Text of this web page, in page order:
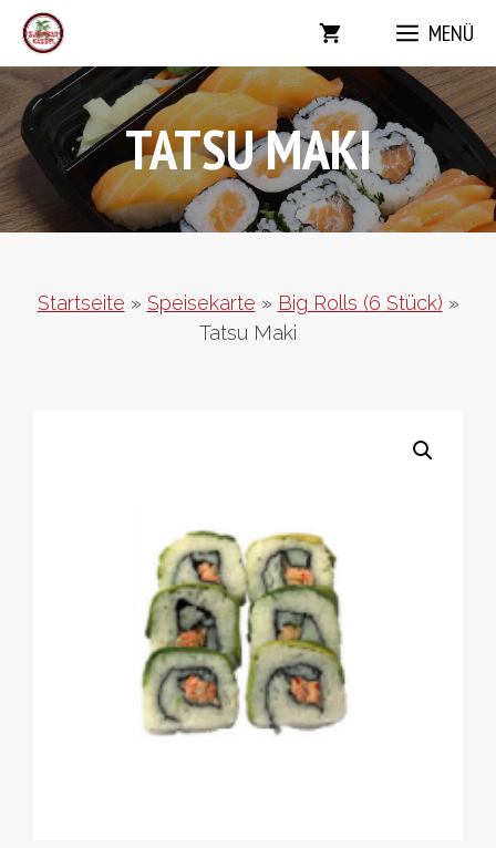
Zum
Inhalt
springen
MENÜ
TATSU MAKI
Startseite » Speisekarte » Big Rolls (6 Stück) »
Tatsu Maki